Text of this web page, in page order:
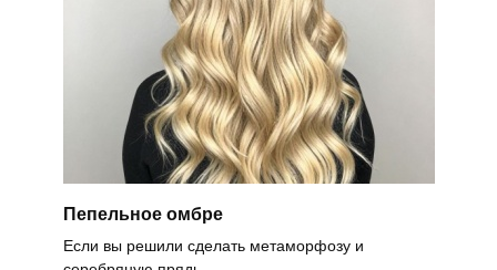
Пепельное омбре
Если вы решили сделать метаморфозу и